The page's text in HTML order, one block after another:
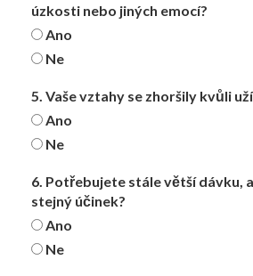
úzkosti nebo jiných emocí?
Ano
Ne
5. Vaše vztahy se zhoršily kvůli
Ano
Ne
6. Potřebujete stále větší dávku,
stejný účinek?
Ano
Ne